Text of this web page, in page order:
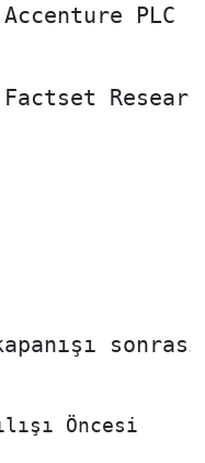
PLC
sonrası
Öncesi